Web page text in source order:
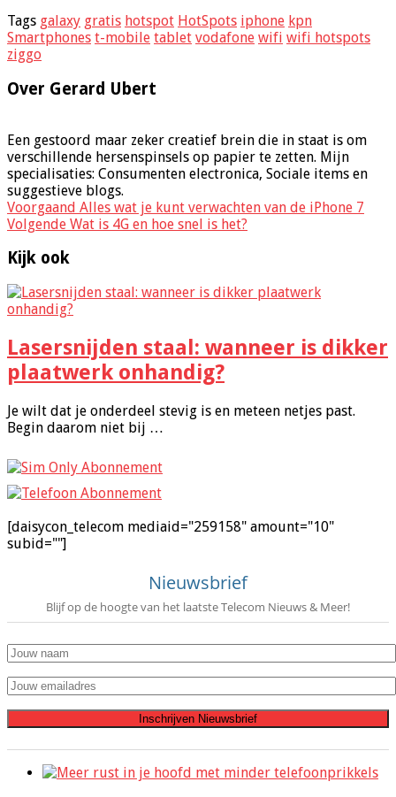
Tags galaxy gratis hotspot HotSpots iphone kpn
Smartphones t-mobile tablet vodafone wifi wifi hotspots
ziggo
Over Gerard Ubert
Een gestoord maar zeker creatief brein die in staat is om
verschillende hersenspinsels op papier te zetten. Mijn
specialisaties: Consumenten electronica, Sociale items en
suggestieve blogs.
Voorgaand Alles wat je kunt verwachten van de iPhone 7
Volgende Wat is 4G en hoe snel is het?
Kijk ook
Lasersnijden staal: wanneer is dikker
plaatwerk onhandig?
Je wilt dat je onderdeel stevig is en meteen netjes past.
Begin daarom niet bij …
[daisycon_telecom mediaid="259158" amount="10"
subid=""]
Nieuwsbrief
Blijf op de hoogte van het laatste Telecom Nieuws & Meer!